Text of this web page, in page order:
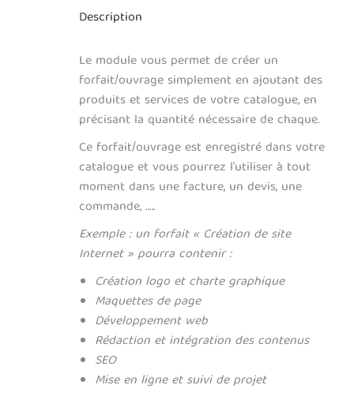
Description
Le module vous permet de créer un
forfait/ouvrage simplement en ajoutant des
produits et services de votre catalogue, en
précisant la quantité nécessaire de chaque.
Ce forfait/ouvrage est enregistré dans votre
catalogue et vous pourrez l’utiliser à tout
moment dans une facture, un devis, une
commande, …..
Exemple : un forfait « Création de site
Internet » pourra contenir :
Création logo et charte graphique
Maquettes de page
Développement web
Rédaction et intégration des contenus
SEO
Mise en ligne et suivi de projet